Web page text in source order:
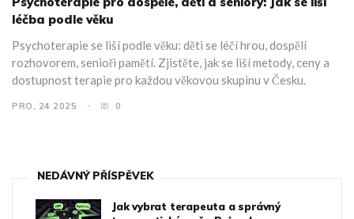
léčba podle věku
Psychoterapie se liší podle věku: děti se léčí hrou, dospělí
rozhovorem, senioři pamětí. Zjistěte, jak se liší metody, ceny a
dostupnost terapie pro každou věkovou skupinu v Česku.
PRO, 24 2025 0
NEDÁVNÝ PŘÍSPĚVEK
Jak vybrat terapeuta a správný